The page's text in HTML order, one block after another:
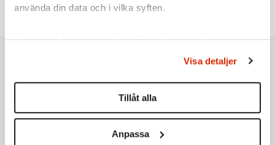
använda din data och i vilka syften.
Ta reda på mer om hur dina personliga uppgifter
Du kan ändra eller dra tillbaka ditt samtycke när som
helst från cookie-förklaringen.
Vi använder enhetsidentifierare för att anpassa innehållet
för sociala medier och analysera vår trafik. Vi
Visa detaljer
Tillåt alla
Anpassa